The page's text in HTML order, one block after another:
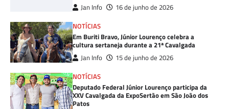
Jan Info
16 de junho de 2026
NOTÍCIAS
Em Buriti Bravo, Júnior Lourenço celebra a
cultura sertaneja durante a 21ª Cavalgada
Jan Info
15 de junho de 2026
NOTÍCIAS
Deputado Federal Júnior Lourenço participa da
XXV Cavalgada da ExpoSertão em São João dos
Patos